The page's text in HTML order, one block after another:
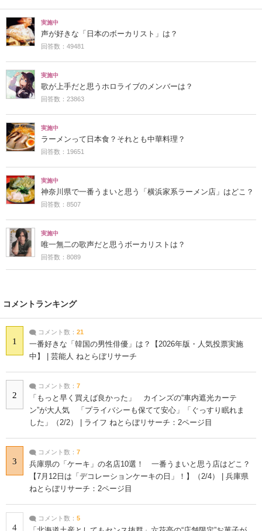
実施中
声が好きな「日本のボーカリスト」は？
回答数：49481
実施中
歌が上手だと思うホロライブのメンバーは？
回答数：23863
実施中
ラーメンって日本食？それとも中華料理？
回答数：19651
実施中
神奈川県で一番うまいと思う「横浜家系ラーメン店」はどこ？
回答数：8507
実施中
唯一無二の歌声だと思うボーカリストは？
回答数：8089
コメントランキング
1
コメント数： 21
一番好きな「韓国の男性俳優」は？【2026年版・人気投票実施
中】 | 芸能人 ねとらぼリサーチ
2
コメント数： 7
「もっと早く買えば良かった」 カインズの“車内遮光カーテ
ン”が大人気 「プライバシーも保てて安心」「ぐっすり眠れま
した」（2/2） | ライフ ねとらぼリサーチ：2ページ目
3
コメント数： 7
兵庫県の「ケーキ」の名店10選！ 一番うまいと思う店はどこ？
【7月12日は「デコレーションケーキの日」！】（2/4） | 兵庫県
ねとらぼリサーチ：2ページ目
4
コメント数： 5